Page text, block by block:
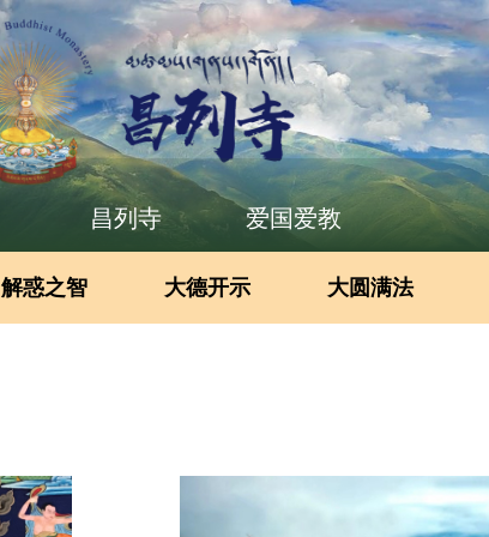
昌列寺 爱国爱教
解惑之智 大德开示 大圆满法